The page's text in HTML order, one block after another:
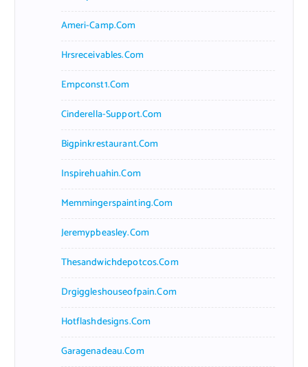
Ameri-Camp.com
Hrsreceivables.com
Empconst1.com
Cinderella-Support.com
Bigpinkrestaurant.com
Inspirehuahin.com
Memmingerspainting.com
Jeremypbeasley.com
Thesandwichdepotcos.com
Drgiggleshouseofpain.com
Hotflashdesigns.com
Garagenadeau.com